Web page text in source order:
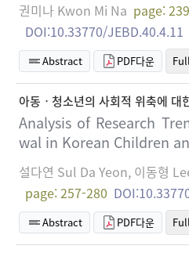
권미나 Kwon Mi Na page:
DOI:10.33770/JEBD.40.4.11
Abstract PDF다운
아동ㆍ청소년의 사회적 위축에 대
Analysis of Research
wal in Korean Children
설다연 Sul Da Yeon, 이동형
page: 257-280
Abstract PDF다운